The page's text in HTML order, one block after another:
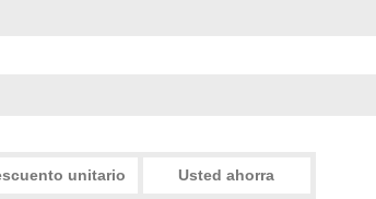
unitario Usted ahorra